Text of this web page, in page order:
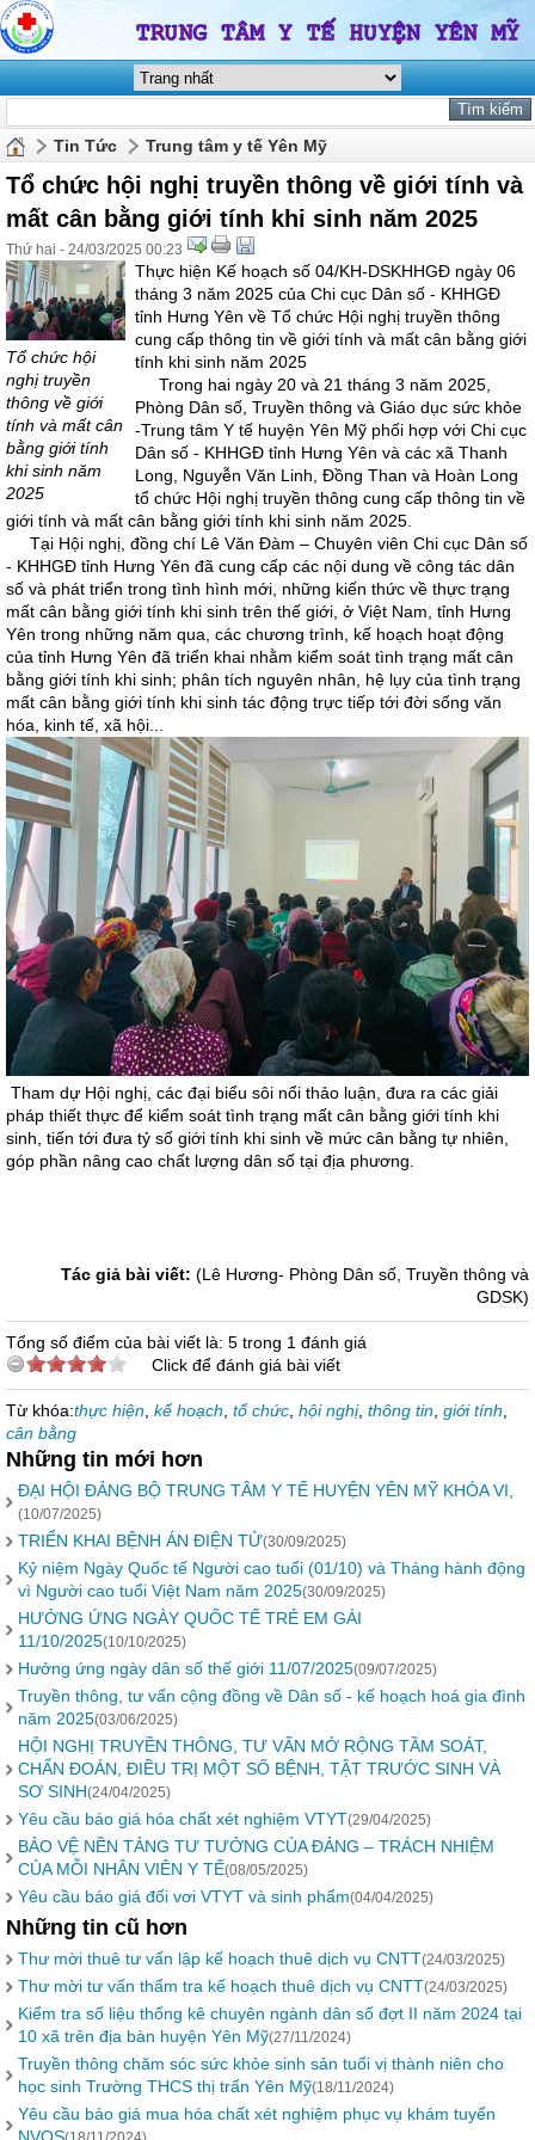
Tin Tức Trung tâm y tế Yên Mỹ
Tổ chức hội nghị truyền thông về giới tính và
mất cân bằng giới tính khi sinh năm 2025
Thứ hai - 24/03/2025 00:23
Tổ chức hội
nghị truyền
thông về giới
tính và mất cân
bằng giới tính
khi sinh năm
2025
Thực hiện Kế hoạch số 04/KH-DSKHHGĐ ngày 06
tháng 3 năm 2025 của Chi cục Dân số - KHHGĐ
tỉnh Hưng Yên về Tổ chức Hội nghị truyền thông
cung cấp thông tin về giới tính và mất cân bằng giới
tính khi sinh năm 2025
Trong hai ngày 20 và 21 tháng 3 năm 2025,
Phòng Dân số, Truyền thông và Giáo dục sức khỏe
-Trung tâm Y tế huyện Yên Mỹ phối hợp với Chi cục
Dân số - KHHGĐ tỉnh Hưng Yên và các xã Thanh
Long, Nguyễn Văn Linh, Đồng Than và Hoàn Long
tổ chức Hội nghị truyền thông cung cấp thông tin về
giới tính và mất cân bằng giới tính khi sinh năm 2025.
Tại Hội nghị, đồng chí Lê Văn Đàm – Chuyên viên Chi cục Dân số
- KHHGĐ tỉnh Hưng Yên đã cung cấp các nội dung về công tác dân
số và phát triển trong tình hình mới, những kiến thức về thực trạng
mất cân bằng giới tính khi sinh trên thế giới, ở Việt Nam, tỉnh Hưng
Yên trong những năm qua, các chương trình, kế hoạch hoạt động
của tỉnh Hưng Yên đã triển khai nhằm kiểm soát tình trạng mất cân
bằng giới tính khi sinh; phân tích nguyên nhân, hệ lụy của tình trạng
mất cân bằng giới tính khi sinh tác động trực tiếp tới đời sống văn
hóa, kinh tế, xã hội...
Tham dự Hội nghị, các đại biểu sôi nổi thảo luận, đưa ra các giải
pháp thiết thực để kiểm soát tình trạng mất cân bằng giới tính khi
sinh, tiến tới đưa tỷ số giới tính khi sinh về mức cân bằng tự nhiên,
góp phần nâng cao chất lượng dân số tại địa phương.
Tác giả bài viết: (Lê Hương- Phòng Dân số, Truyền thông và
GDSK)
Tổng số điểm của bài viết là: 5 trong 1 đánh giá
Click để đánh giá bài viết
Từ khóa:thực hiện kế hoạch tổ chức hội nghị, thông tin giới tính
cân bằng
Những tin mới hơn
ĐẠI HỘI ĐẢNG BỘ TRUNG TÂM Y TẾ HUYỆN YÊN MỸ KHÓA VI,
(10/07/2025)
TRIỂN KHAI BỆNH ÁN ĐIỆN TỬ(30/09/2025)
Kỷ niệm Ngày Quốc tế Người cao tuổi (01/10) và Tháng hành động
vì Người cao tuổi Việt Nam năm 2025(30/09/2025)
HƯỞNG ỨNG NGÀY QUỐC TẾ TRẺ EM GÁI
11/10/2025(10/10/2025)
Hưởng ứng ngày dân số thế giới 11/07/2025(09/07/2025)
Truyền thông, tư vấn cộng đồng về Dân số - kế hoạch hoá gia đình
năm 2025(03/06/2025)
HỘI NGHỊ TRUYỀN THÔNG, TƯ VẤN MỞ RỘNG TẦM SOÁT,
CHẨN ĐOÁN, ĐIỀU TRỊ MỘT SỐ BỆNH, TẬT TRƯỚC SINH VÀ
SƠ SINH(24/04/2025)
Yêu cầu báo giá hóa chất xét nghiệm VTYT(29/04/2025)
BẢO VỆ NỀN TẢNG TƯ TƯỞNG CỦA ĐẢNG – TRÁCH NHIỆM
CỦA MỖI NHÂN VIÊN Y TẾ(08/05/2025)
Yêu cầu báo giá đối vơi VTYT và sinh phẩm(04/04/2025)
Những tin cũ hơn
Thư mời thuê tư vấn lập kế hoạch thuê dịch vụ CNTT(24/03/2025)
Thư mời tư vấn thẩm tra kế hoạch thuê dịch vụ CNTT(24/03/2025)
Kiểm tra số liệu thống kê chuyên ngành dân số đợt II năm 2024 tại
10 xã trên địa bàn huyện Yên Mỹ(27/11/2024)
Truyền thông chăm sóc sức khỏe sinh sản tuổi vị thành niên cho
học sinh Trường THCS thị trấn Yên Mỹ(18/11/2024)
Yêu cầu báo giá mua hóa chất xét nghiệm phục vụ khám tuyển